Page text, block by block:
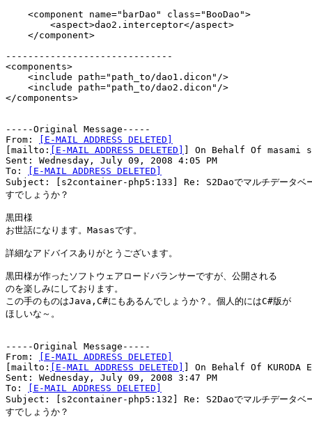
    <component name="barDao" class="BooDao">
        <aspect>dao2.interceptor</aspect>
    </component>
------------------------------
<components>
    <include path="path_to/dao1.dicon"/>
    <include path="path_to/dao2.dicon"/>
</components>
-----Original Message-----
From:
[E-MAIL ADDRESS DELETED]
[mailto:
[E-MAIL ADDRESS DELETED]
] On Behalf Of masami
Sent: Wednesday, July 09, 2008 4:05 PM
To:
[E-MAIL ADDRESS DELETED]
Subject: [s2container-php5:133] Re: S2Daoでマルチデータベー
すでしょうか？
黒田様
お世話になります。Masasです。
詳細なアドバイスありがとうございます。
黒田様が作ったソフトウェアロードバランサーですが、公開される
のを楽しみにしております。
この手のものはJava,C#にもあるんでしょうか？。個人的にはC#版が
ほしいな～。
-----Original Message-----
From:
[E-MAIL ADDRESS DELETED]
[mailto:
[E-MAIL ADDRESS DELETED]
] On Behalf Of KURODA
Sent: Wednesday, July 09, 2008 3:47 PM
To:
[E-MAIL ADDRESS DELETED]
Subject: [s2container-php5:132] Re: S2Daoでマルチデータベー
すでしょうか？